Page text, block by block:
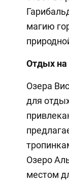
магию
Отдых на
Озера
для
Озеро
местом